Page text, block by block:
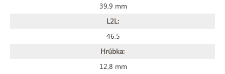
39,9 mm
L2L:
46,5
Hrúbka:
12,8 mm